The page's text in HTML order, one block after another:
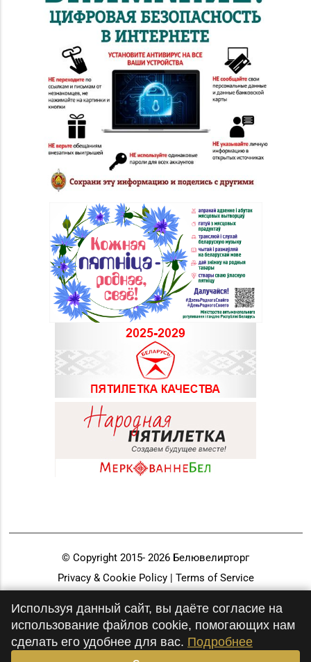
© Copyright 2015- 2026 Белювелирторг
Privacy & Cookie Policy | Terms of Service
Используя данный сайт, вы даёте согласие на
использование файлов cookie, помогающих нам
сделать его удобнее для вас. Подробнее